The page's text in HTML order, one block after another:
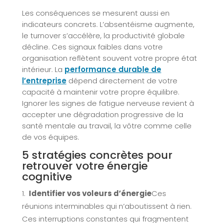
Les conséquences se mesurent aussi en
indicateurs concrets. L’absentéisme augmente,
le turnover s’accélère, la productivité globale
décline. Ces signaux faibles dans votre
organisation reflètent souvent votre propre état
intérieur. La performance durable de
l’entreprisedépend directement de votre
capacité à maintenir votre propre équilibre.
Ignorer les signes de fatigue nerveuse revient à
accepter une dégradation progressive de la
santé mentale au travail, la vôtre comme celle
de vos équipes.
5 stratégies concrètes pour
retrouver votre énergie
cognitive
Identifier vos voleurs d’énergieCes
réunions interminables qui n’aboutissent à rien.
Ces interruptions constantes qui fragmentent